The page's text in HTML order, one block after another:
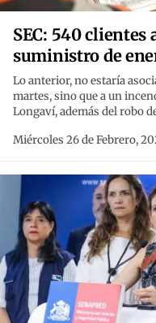
SEC: 540
suministro de
Lo anterior, no estaría
martes, sino que a un
Longaví, además del robo
Miércoles 26 de Febrero,